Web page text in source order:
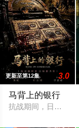
更新至第12集 3.0
马背上的银行
抗战期间，日伪政